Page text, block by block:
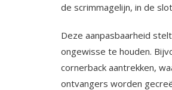
de scrimmagelijn, in de
Deze aanpasbaarheid
ongewisse te houden.
cornerback aantrekken,
ontvangers worden